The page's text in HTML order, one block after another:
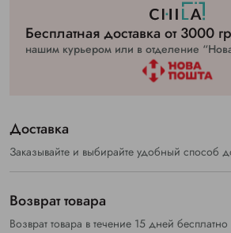
Бесплатная доставка от 3000
нашим курьером или в отделение
Доставка
Заказывайте и выбирайте удобный способ
Возврат товара
Возврат товара в течение 15 дней бесплатно